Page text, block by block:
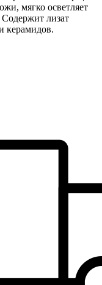
мягко осветляет
лизат
керамидов.